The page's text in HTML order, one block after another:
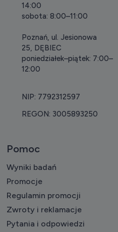
14:00
sobota: 8:00–11:00
Poznań, ul. Jesionowa
25, DĘBIEC
poniedziałek–piątek: 7:00–
12:00
NIP: 7792312597
REGON: 3005893250
Pomoc
Wyniki badań
Promocje
Regulamin promocji
Zwroty i reklamacje
Pytania i odpowiedzi